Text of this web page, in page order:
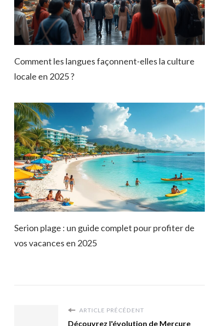
Comment les langues façonnent-elles la culture
locale en 2025 ?
Serion plage : un guide complet pour profiter de
vos vacances en 2025
ARTICLE PRÉCÉDENT
Découvrez l'évolution de Mercure